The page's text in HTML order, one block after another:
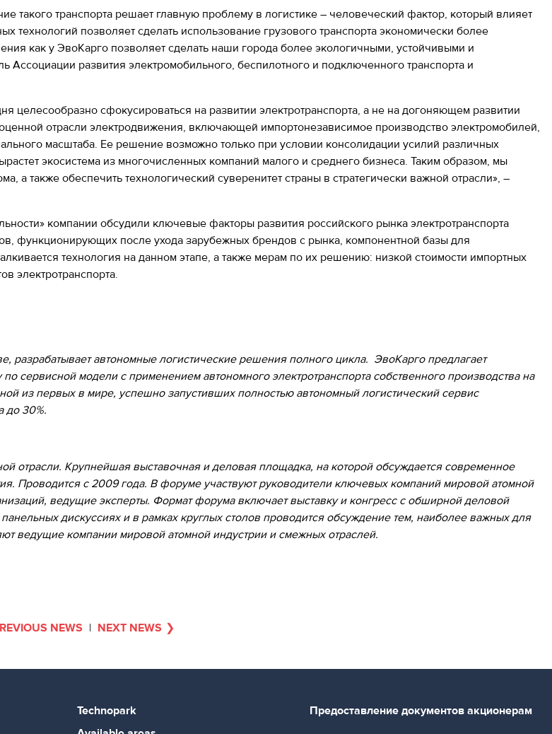
такого транспорта решает главную проблему в логистике – человеческий фактор, который влияет
технологий позволяет сделать использование грузового транспорта экономически более
как у ЭвоКарго позволяет сделать наши города более экологичными, устойчивыми и
развития электромобильного, беспилотного и подключенного транспорта и
целесообразно сфокусироваться на развитии электротранспорта, а не на догоняющем развитии
отрасли электродвижения, включающей импортонезависимое производство электромобилей,
масштаба. Ее решение возможно только при условии консолидации усилий различных
экосистема из многочисленных компаний малого и среднего бизнеса. Таким образом, мы
а также обеспечить технологический суверенитет страны в стратегически важной отрасли», –
компании обсудили ключевые факторы развития российского рынка электротранспорта
функционирующих после ухода зарубежных брендов с рынка, компонентной базы для
технология на данном этапе, а также мерам по их решению: низкой стоимости импортных
электротранспорта.
разрабатывает автономные логистические решения полного цикла. ЭвоКарго предлагает
сервисной модели с применением автономного электротранспорта собственного производства на
из первых в мире, успешно запустивших полностью автономный логистический сервис
до 30%.
Крупнейшая выставочная и деловая площадка, на которой обсуждается современное
Проводится с 2009 года. В форуме участвуют руководители ключевых компаний мировой атомной
ведущие эксперты. Формат форума включает выставку и конгресс с обширной деловой
дискуссиях и в рамках круглых столов проводится обсуждение тем, наиболее важных для
ведущие компании мировой атомной индустрии и смежных отраслей.
NEWS | NEXT NEWS
Technopark
Предоставление документов акционерам